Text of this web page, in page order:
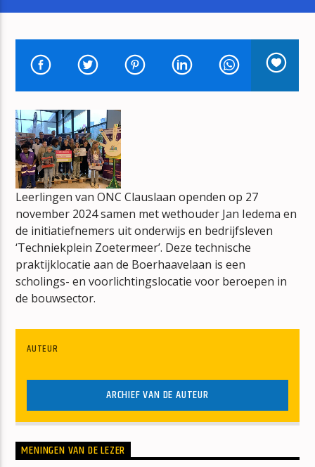
HUIDIG NUMMER
THE MIDDLE OF THE ROAD SHOW
HANS DE KNEGT
mz-radio
Leerlingen van ONC Clauslaan openden op 27
november 2024 samen met wethouder Jan Iedema en
de initiatiefnemers uit onderwijs en bedrijfsleven
‘Techniekplein Zoetermeer’. Deze technische
praktijklocatie aan de Boerhaavelaan is een
scholings- en voorlichtingslocatie voor beroepen in
de bouwsector.
AUTEUR
ARCHIEF VAN DE AUTEUR
MENINGEN VAN DE LEZER